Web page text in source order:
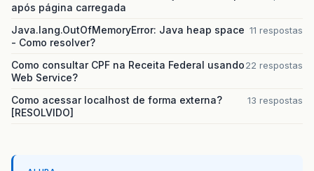
após página carregada
Java.lang.OutOfMemoryError: Java heap space
- Como resolver?
11 respostas
Como consultar CPF na Receita Federal usando
Web Service?
22 respostas
Como acessar localhost de forma externa?
[RESOLVIDO]
13 respostas